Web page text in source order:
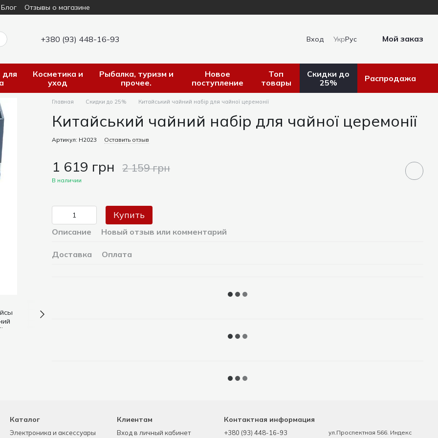
Блог Отзывы о магазине
+380 (93) 448-16-93 Вход УкрРус Мой заказ
Косметика и
уход
Рыбалка, туризм и
прочее.
Новое
поступление
Топ
товары
Скидки до
25%
Распродажа
Главная Скидки до 25% Китайський чайний набір для чайної церемонії
Китайський чайний набір для чайної церемонії
Артикул: Н2023 Оставить отзыв
1 619 грн 2 159 грн
В наличии
Купить
Описание Новый отзыв или комментарий
Доставка Оплата
Каталог
Электроника и аксессуары
Клиентам
Вход в личный кабинет
Контактная информация
+380 (93) 448-16-93
ул.Проспектная 566. Индекс